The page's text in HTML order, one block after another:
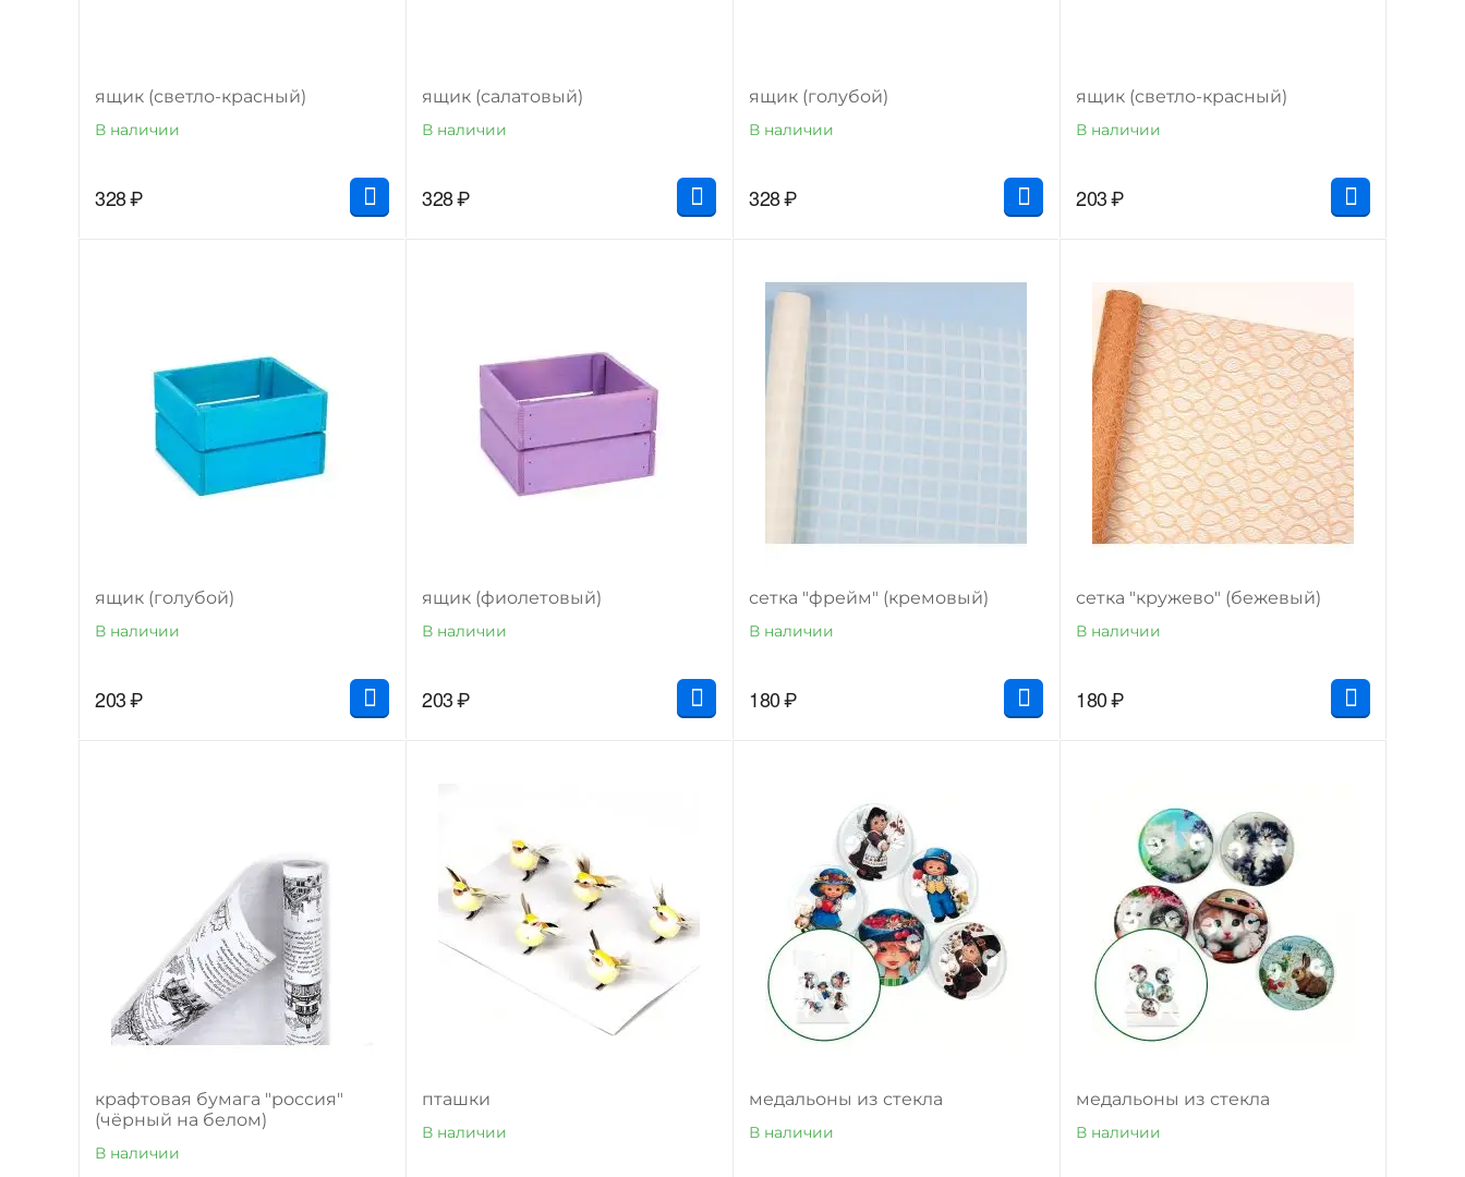
ящик (светло-красный)
В наличии
328₽
ящик (салатовый)
В наличии
328₽
ящик (голубой)
В наличии
328₽
ящик (светло-красный)
В наличии
203₽
ящик (голубой)
В наличии
203₽
ящик (фиолетовый)
В наличии
203₽
сетка "фрейм" (кремовый)
В наличии
180₽
сетка "кружево" (бежевый)
В наличии
180₽
крафтовая бумага "россия"
(чёрный на белом)
В наличии
пташки
В наличии
медальоны из стекла
В наличии
медальоны из стекла
В наличии